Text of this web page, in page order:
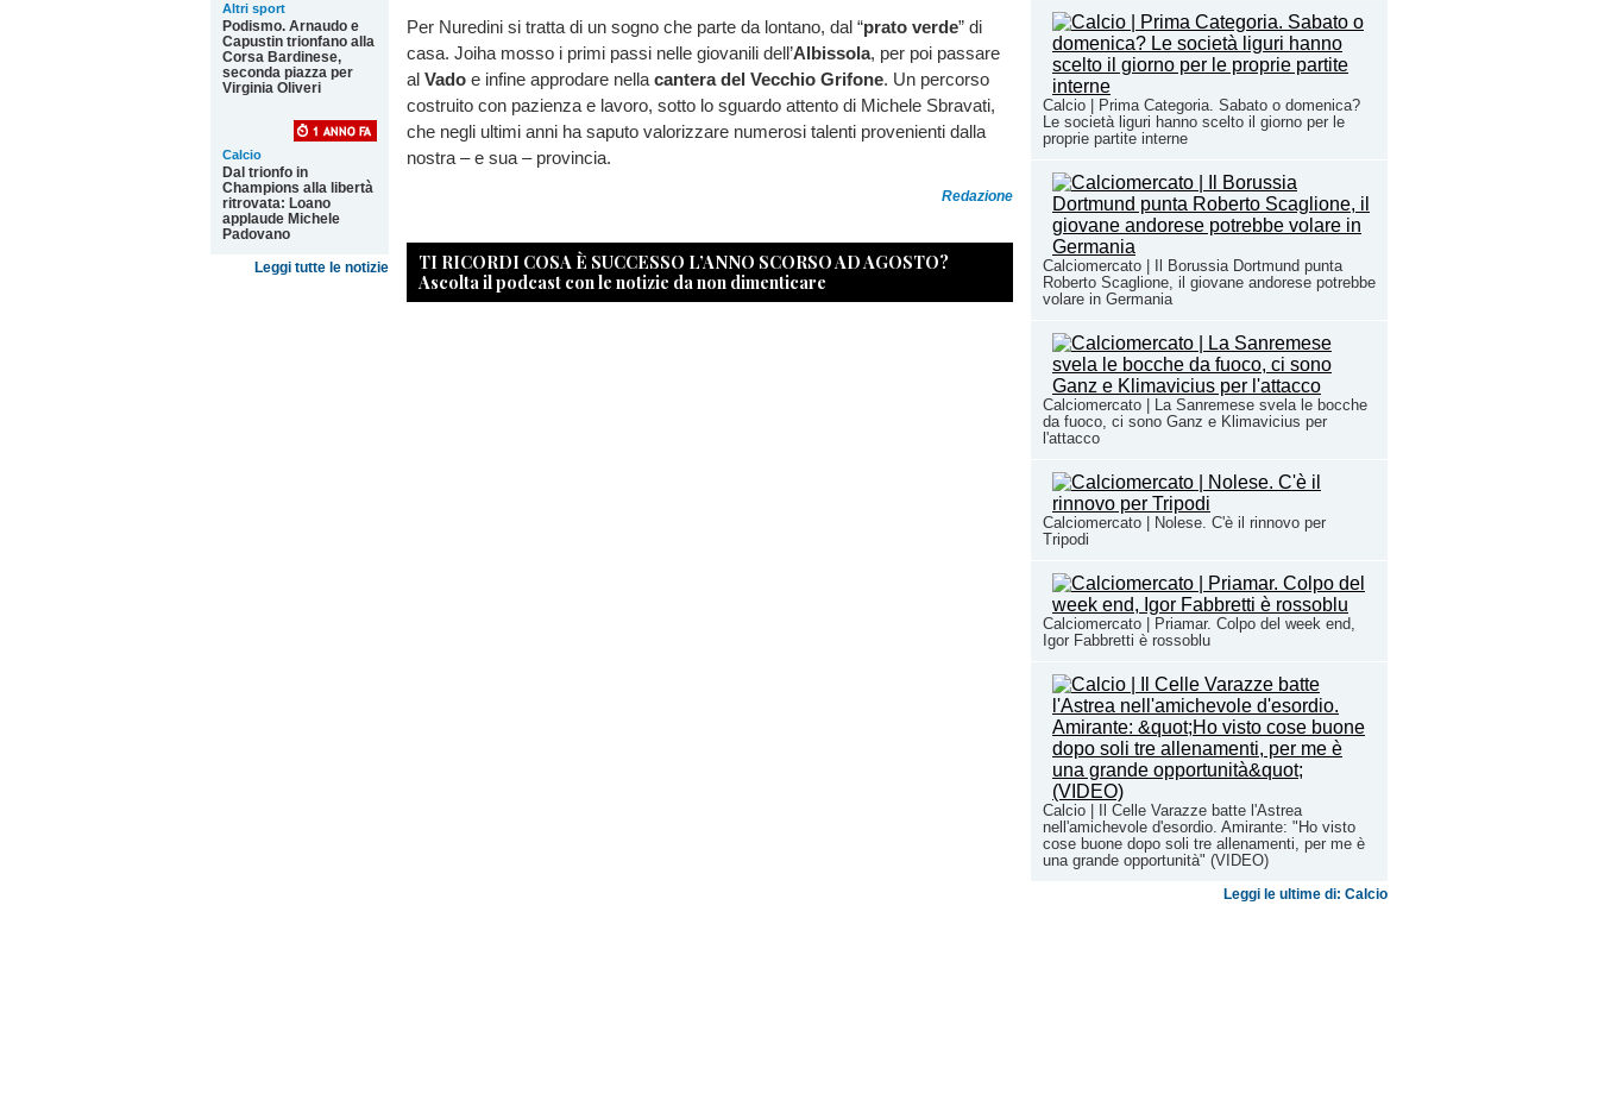
Calcio | Prima Categoria. Sabato o domenica?
Le società liguri hanno scelto il giorno per le
proprie partite interne
Calciomercato | Il Borussia Dortmund punta
Roberto Scaglione, il giovane andorese potrebbe
volare in Germania
Calciomercato | La Sanremese svela le bocche
da fuoco, ci sono Ganz e Klimavicius per
l'attacco
Calciomercato | Nolese. C'è il rinnovo per
Tripodi
Calciomercato | Priamar. Colpo del week end,
Igor Fabbretti è rossoblu
Calcio | Il Celle Varazze batte l'Astrea
nell'amichevole d'esordio. Amirante: "Ho visto
cose buone dopo soli tre allenamenti, per me è
una grande opportunità" (VIDEO)
Leggi le ultime di: Calcio
Altri sport
Podismo. Arnaudo e
Capustin trionfano alla
Corsa Bardinese,
seconda piazza per
Virginia Oliveri
Calcio
Dal trionfo in
Champions alla libertà
ritrovata: Loano
applaude Michele
Padovano
Leggi tutte le notizie
Per Nuredini si tratta di un sogno che parte da lontano, dal “prato verde” di
casa. Joiha mosso i primi passi nelle giovanili dell’Albissola, per poi passare
al Vado e infine approdare nella cantera del Vecchio Grifone. Un percorso
costruito con pazienza e lavoro, sotto lo sguardo attento di Michele Sbravati,
che negli ultimi anni ha saputo valorizzare numerosi talenti provenienti dalla
nostra – e sua – provincia.
Redazione
TI RICORDI COSA È SUCCESSO L’ANNO SCORSO AD AGOSTO?
Ascolta il podcast con le notizie da non dimenticare